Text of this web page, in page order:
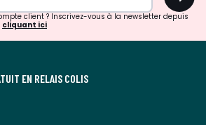
client ? Inscrivez-vous à la newsletter depuis
cliquant ici
EN RELAIS COLIS